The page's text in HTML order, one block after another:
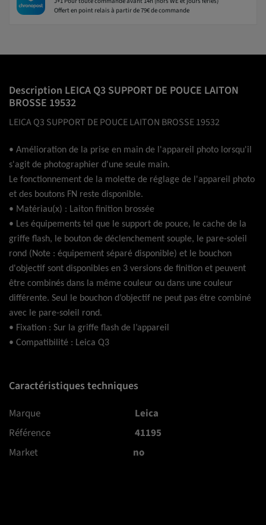
Offert en point relais à partir de 79€ de commande
Description LEICA Q3 SUPPORT DE POUCE LAITON
BROSSE 19532
LEICA Q3 SUPPORT DE POUCE LAITON BROSSE 19532
• Amélioration de la prise en main de l'appareil photo lorsqu'il
s'agit de photographier d'une seule main.
Le fonctionnement de la molette de réglage de l'appareil photo
et des boutons FN reste disponible.
• Matériau(x) : Laiton finition brossée
• Les équipements tel que le support de pouce, le cache de la
griffe flash, le bouton de déclenchement souple, le pare-soleil
rond (Note : équipement séparé disponible) et le bouchon
d'objectif sont disponibles en 3 versions de finition et peuvent
être combinés dans la même couleur ou dans une couleur
différente. Seul le bouchon d’objectif ne peut pas être combiné
avec le pare-soleil rond.
• Fixation : Sur la griffe flash de l’appareil
• Compatibilité : Leica Q3
Caractéristiques techniques
Marque
Leica
Référence
41195
Market
no